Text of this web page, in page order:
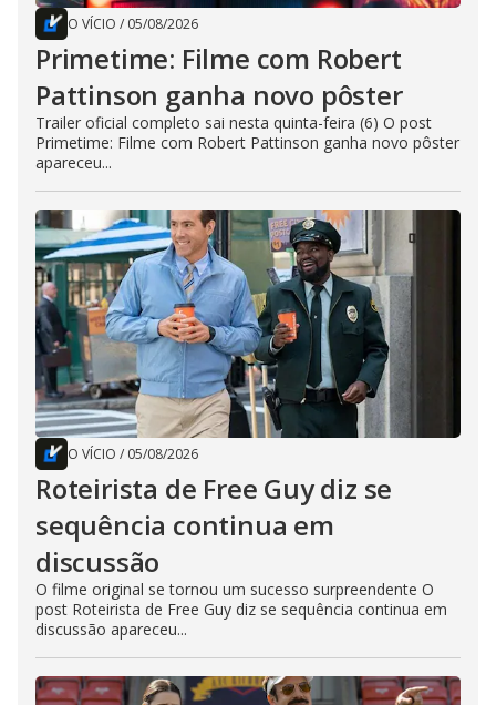
O VÍCIO / 05/08/2026
Primetime: Filme com Robert
Pattinson ganha novo pôster
Trailer oficial completo sai nesta quinta-feira (6) O post
Primetime: Filme com Robert Pattinson ganha novo pôster
apareceu...
O VÍCIO / 05/08/2026
Roteirista de Free Guy diz se
sequência continua em
discussão
O filme original se tornou um sucesso surpreendente O
post Roteirista de Free Guy diz se sequência continua em
discussão apareceu...